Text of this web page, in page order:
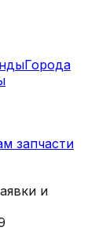
Города
запчасти
и